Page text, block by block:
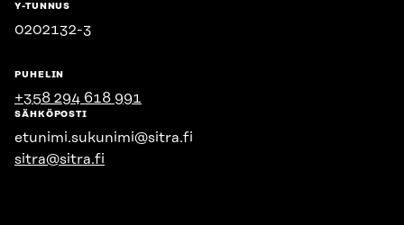
Y-TUNNUS
0202132-3
PUHELIN
+358 294 618 991
SÄHKÖPOSTI
etunimi.sukunimi@sitra.fi
sitra@sitra.fi